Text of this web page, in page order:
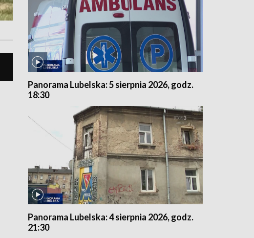
Panorama Lubelska: 5 sierpnia 2026, godz.
18:30
Panorama Lubelska: 4 sierpnia 2026, godz.
21:30